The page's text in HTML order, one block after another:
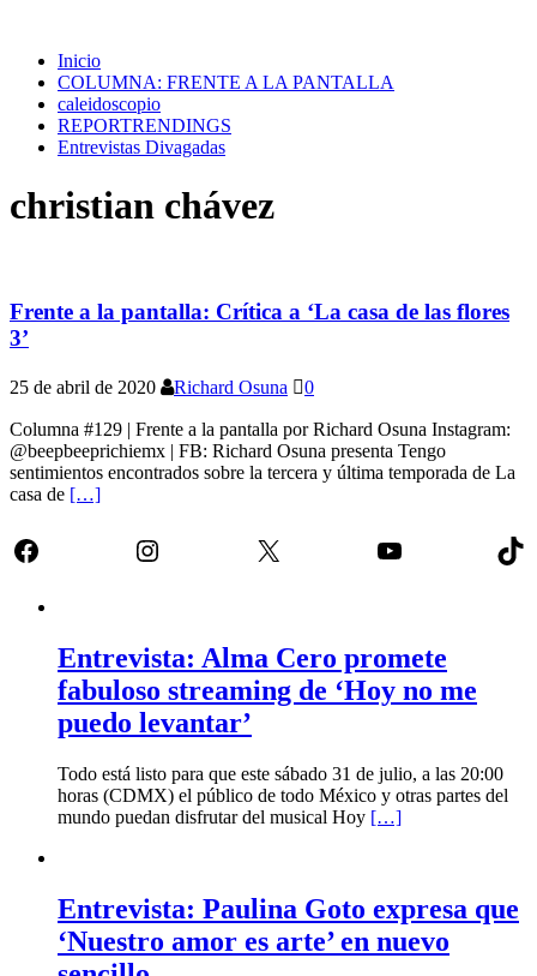
Inicio
COLUMNA: FRENTE A LA PANTALLA
caleidoscopio
REPORTRENDINGS
Entrevistas Divagadas
christian chávez
Frente a la pantalla: Crítica a ‘La casa de las flores
3’
25 de abril de 2020 Richard Osuna 0
Columna #129 | Frente a la pantalla por Richard Osuna Instagram:
@beepbeeprichiemx | FB: Richard Osuna presenta Tengo
sentimientos encontrados sobre la tercera y última temporada de La
casa de […]
Facebook Instagram X YouTube
Entrevista: Alma Cero promete
fabuloso streaming de ‘Hoy no me
puedo levantar’
Todo está listo para que este sábado 31 de julio, a las 20:00
horas (CDMX) el público de todo México y otras partes del
mundo puedan disfrutar del musical Hoy […]
Entrevista: Paulina Goto expresa que
‘Nuestro amor es arte’ en nuevo